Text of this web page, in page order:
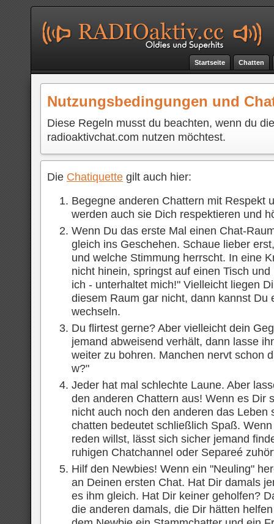
Chatten
Startseite
Nutzungsbedingungen und
Diese Regeln musst du beachten, wenn du
radioaktivchat.com nutzen möchtest.
Die Chatiquette gilt auch hier:
Begegne anderen Chattern mit Respekt
werden auch sie Dich respektieren und
Wenn Du das erste Mal einen Chat-
gleich ins Geschehen. Schaue lieber
und welche Stimmung herrscht. In eine
nicht hinein, springst auf einen Tisch
ich - unterhaltet mich!" Vielleicht liegen
diesem Raum gar nicht, dann kannst Du
wechseln.
Du flirtest gerne? Aber vielleicht dein
jemand abweisend verhält, dann lasse
weiter zu bohren. Manchen nervt schon
w?"
Jeder hat mal schlechte Laune. Aber
den anderen Chattern aus! Wenn es Dir
nicht auch noch den anderen das Leben
chatten bedeutet schließlich Spaß.
reden willst, lässt sich sicher jemand
ruhigen Chatchannel oder Separeé
Hilf den Newbies! Wenn ein "Neuling"
an Deinen ersten Chat. Hat Dir damals
es ihm gleich. Hat Dir keiner geholfen?
die anderen damals, die Dir hätten